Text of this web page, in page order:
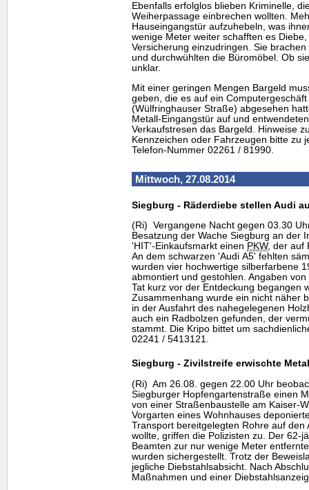
Ebenfalls erfolglos blieben Kriminelle,
Weiherpassage einbrechen wollten.
Hauseingangstür aufzuhebeln, was
wenige Meter weiter schafften es
Versicherung einzudringen. Sie
und durchwühlten die Büromöbel. Ob
unklar.
Mit einer geringen Mengen Bargeld
geben, die es auf ein
(Wülfringhauser Straße) abgesehen
Metall-Eingangstür auf und
Verkaufstresen das Bargeld. Hinweise
Kennzeichen oder Fahrzeugen bitte zu
Telefon-Nummer 02261 / 81990.
Mittwoch, 27.08.2014
Siegburg - Räderdiebe stellen Audi
(Ri) Vergangene Nacht gegen 03.30
Besatzung der Wache Siegburg an der
'HIT'-Einkaufsmarkt einen PKW, der auf
An dem schwarzen 'Audi A5' fehlten
wurden vier hochwertige silberfarbene
abmontiert und gestohlen. Angaben
Tat kurz vor der Entdeckung begangen
Zusammenhang wurde ein nicht näher
in der Ausfahrt des nahegelegenen
auch ein Radbolzen gefunden, der
stammt. Die Kripo bittet um
02241 / 5413121.
Siegburg - Zivilstreife erwischte
(Ri) Am 26.08. gegen 22.00 Uhr
Siegburger Hopfengartenstraße einen
von einer Straßenbaustelle am Kaiser-
Vorgarten eines Wohnhauses
Transport bereitgelegten Rohre auf
wollte, griffen die Polizisten zu. Der 62-
Beamten zur nur wenige Meter
wurden sichergestellt. Trotz der
jegliche Diebstahlsabsicht. Nach
Maßnahmen und einer